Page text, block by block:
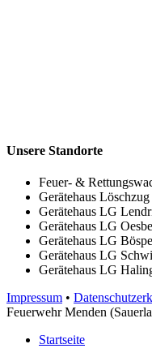
Unsere Standorte
Feuer- &
Gerätehaus
Gerätehaus LG
Gerätehaus LG
Gerätehaus LG
Gerätehaus LG
Gerätehaus LG
Impressum •
Feuerwehr Menden
Startseite